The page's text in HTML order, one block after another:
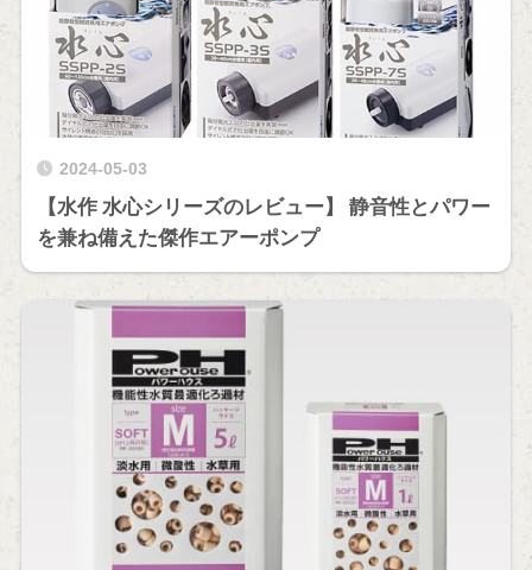
2024-05-03
【水作 水心シリーズのレビュー】 静音性とパワー
を兼ね備えた傑作エアーポンプ